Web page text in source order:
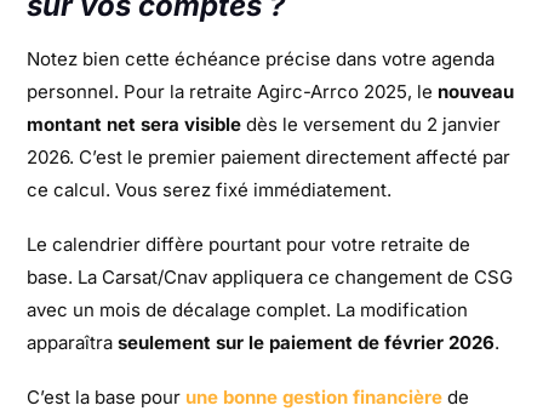
Notez bien cette échéance précise dans votre agenda
personnel. Pour la retraite Agirc-Arrco 2025, le nouveau
montant net sera visible dès le versement du 2 janvier
2026. C’est le premier paiement directement affecté par
ce calcul. Vous serez fixé immédiatement.
Le calendrier diffère pourtant pour votre retraite de
base. La Carsat/Cnav appliquera ce changement de CSG
avec un mois de décalage complet. La modification
apparaîtraseulement sur le paiement de février 2026.
C’est la base pour une bonne gestion financière de